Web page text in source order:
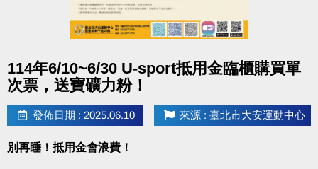
114年6/10~6/30 U-sport抵用金臨櫃購買單
次票，送寶礦力粉！
發佈日期 : 2025.06.10 來源 : 臺北市大安運動中心
別再睡！抵用金會浪費！